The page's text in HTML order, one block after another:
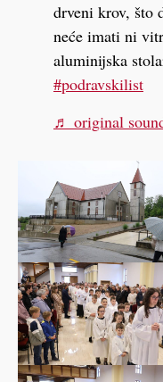
drveni krov, što
neće imati ni
aluminijska
#podravskilist
♬ original